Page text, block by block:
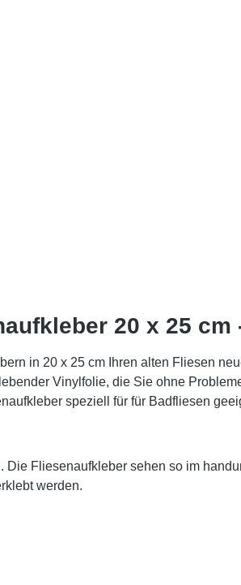
20 x 25 cm
in 20 x 25 cm Ihren alten Fliesen
Vinylfolie, die Sie ohne
speziell für für Badfliesen
Die Fliesenaufkleber sehen so im
werden.